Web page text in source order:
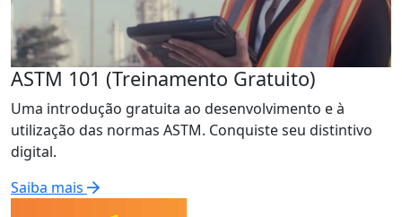
ASTM 101 (Treinamento Gratuito)
Uma introdução gratuita ao desenvolvimento e à
utilização das normas ASTM. Conquiste seu distintivo
digital.
Saiba mais